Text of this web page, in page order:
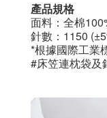
產品規格
面料：全棉
針數：1150
*根據國際工業
#床笠連枕袋及